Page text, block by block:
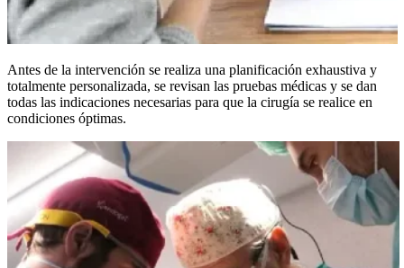
Antes de la intervención se realiza una planificación exhaustiva y
totalmente personalizada, se revisan las pruebas médicas y se dan
todas las indicaciones necesarias para que la cirugía se realice en
condiciones óptimas.